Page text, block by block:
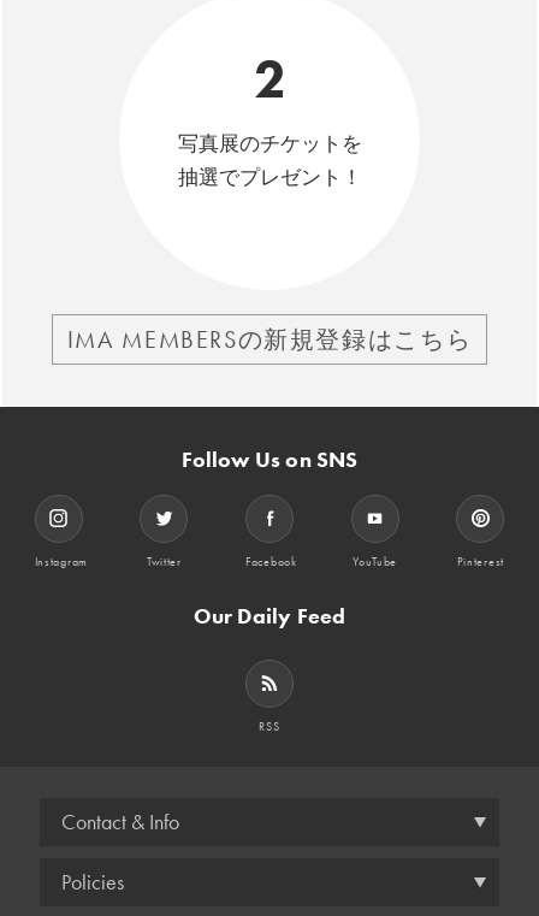
2
写真展のチケットを
抽選でプレゼント！
IMA MEMBERSの新規登録はこちら
Follow Us on SNS
Instagram Twitter Facebook YouTube Pinterest
Our Daily Feed
RSS
Contact & Info
Policies